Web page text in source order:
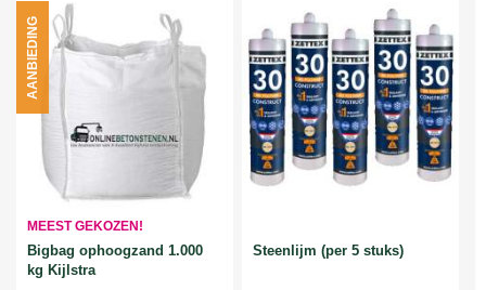
MEEST GEKOZEN!
Bigbag ophoogzand 1.000
kg Kijlstra
AANBIEDING
Steenlijm (per 5 stuks)